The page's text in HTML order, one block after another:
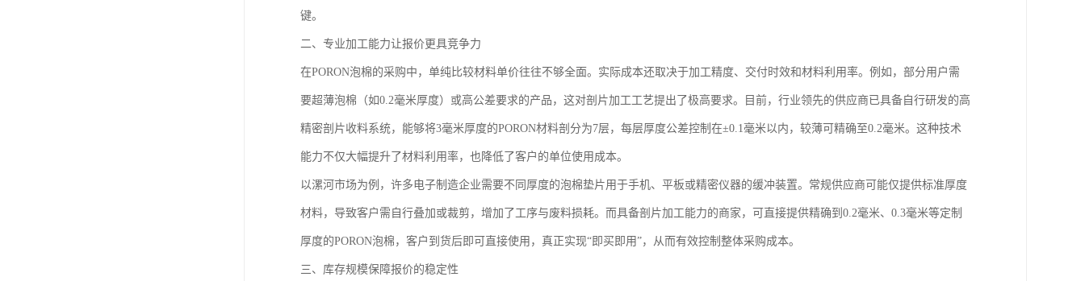
键。
二、专业加工能力让报价更具竞争力
在PORON泡棉的采购中，单纯比较材料单价往往不够全面。实际成本还取决于加工精度、交付时效和材料利用率。例如，部分用户需
要超薄泡棉（如0.2毫米厚度）或高公差要求的产品，这对剖片加工工艺提出了极高要求。目前，行业领先的供应商已具备自行研发的高
精密剖片收料系统，能够将3毫米厚度的PORON材料剖分为7层，每层厚度公差控制在±0.1毫米以内，较薄可精确至0.2毫米。这种技术
能力不仅大幅提升了材料利用率，也降低了客户的单位使用成本。
以漯河市场为例，许多电子制造企业需要不同厚度的泡棉垫片用于手机、平板或精密仪器的缓冲装置。常规供应商可能仅提供标准厚度
材料，导致客户需自行叠加或裁剪，增加了工序与废料损耗。而具备剖片加工能力的商家，可直接提供精确到0.2毫米、0.3毫米等定制
厚度的PORON泡棉，客户到货后即可直接使用，真正实现“即买即用”，从而有效控制整体采购成本。
三、库存规模保障报价的稳定性